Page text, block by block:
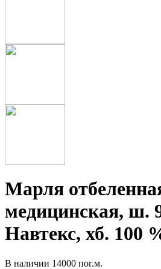
Марля
медицинская, ш.
Навтекс, хб. 100
В наличии 14000 пог.м.